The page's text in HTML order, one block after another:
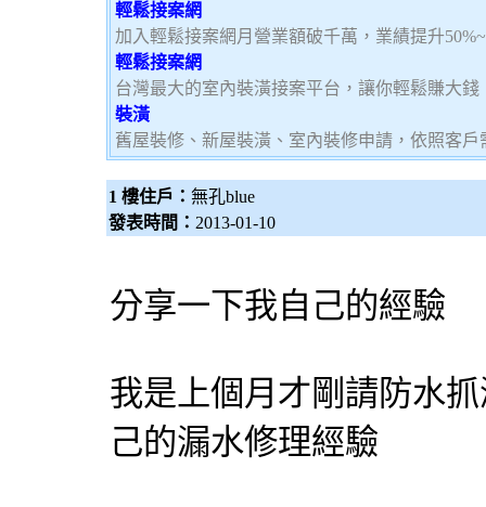
輕鬆接案網
加入輕鬆接案網月營業額破千萬，業績提升
輕鬆接案網
台灣最大的室內裝潢接案平台，讓你輕鬆賺大
裝潢
舊屋裝修、新屋裝潢、室內裝修申請，依照客
1 樓住戶： 無孔blue
發表時間： 2013-01-10
分享一下我自己的經驗
我是上個月才剛請防水
己的漏水修理經驗